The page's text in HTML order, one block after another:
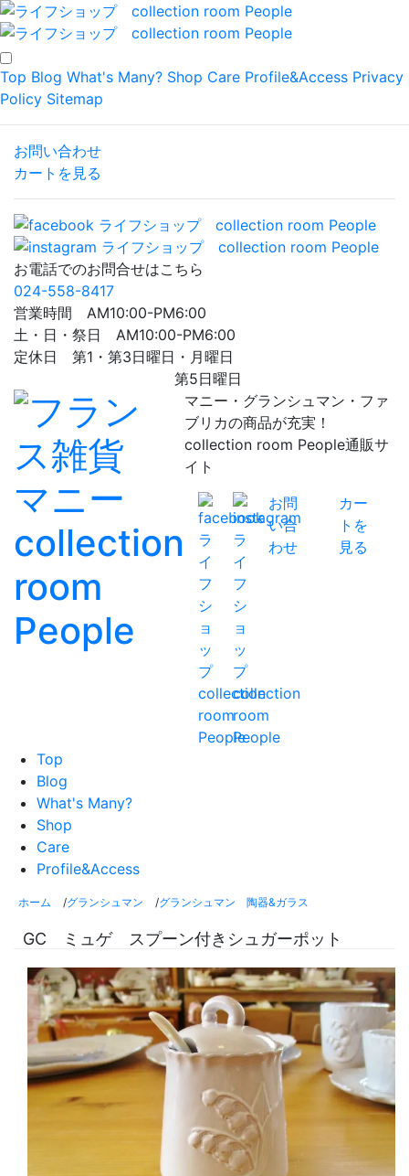
Top Blog What's Many? Shop Care Profile&Access Privacy
Policy Sitemap
お問い合わせ
カートを見る
お電話でのお問合せはこちら
024-558-8417
営業時間 AM10:00-PM6:00
土・日・祭日 AM10:00-PM6:00
定休日 第1・第3日曜日・月曜日
第5日曜日
マニー・グランシュマン・ファ
ブリカの商品が充実！
collection room People通販サ
イト
お問
い合
わせ
カー
トを
見る
Top
Blog
What's Many?
Shop
Care
Profile&Access
ホーム /グランシュマン /グランシュマン 陶器&ガラス
GC ミュゲ スプーン付きシュガーポット